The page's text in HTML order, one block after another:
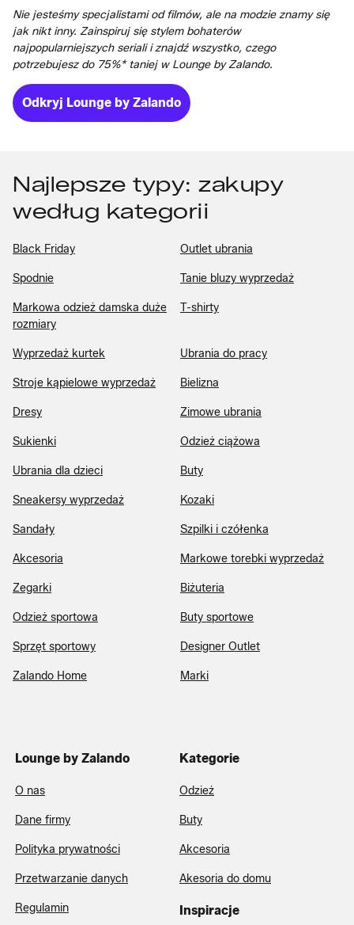
Nie jesteśmy specjalistami od filmów, ale na modzie znamy się
jak nikt inny. Zainspiruj się stylem bohaterów
najpopularniejszych seriali i znajdź wszystko, czego
potrzebujesz do 75%* taniej w Lounge by Zalando.
Odkryj Lounge by Zalando
Najlepsze typy: zakupy
według kategorii
Black Friday Outlet ubrania
Spodnie Tanie bluzy wyprzedaż
Markowa odzież damska duże
rozmiary
T-shirty
Wyprzedaż kurtek Ubrania do pracy
Stroje kąpielowe wyprzedaż Bielizna
Dresy Zimowe ubrania
Sukienki Odzież ciążowa
Ubrania dla dzieci Buty
Sneakersy wyprzedaż Kozaki
Sandały Szpilki i czółenka
Akcesoria Markowe torebki wyprzedaż
Zegarki Biżuteria
Odzież sportowa Buty sportowe
Sprzęt sportowy Designer Outlet
Zalando Home Marki
Lounge by Zalando
O nas
Dane firmy
Polityka prywatności
Przetwarzanie danych
Regulamin
Kategorie
Odzież
Buty
Akcesoria
Akesoria do domu
Inspiracje